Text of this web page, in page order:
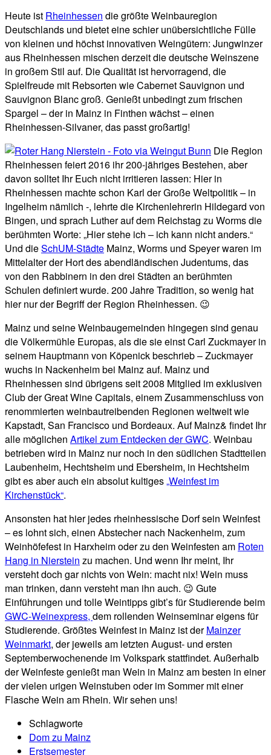
Heute ist Rheinhessen die größte Weinbauregion
Deutschlands und bietet eine schier unübersichtliche Fülle
von kleinen und höchst innovativen Weingütern: Jungwinzer
aus Rheinhessen mischen derzeit die deutsche Weinszene
in großem Stil auf. Die Qualität ist hervorragend, die
Spielfreude mit Rebsorten wie Cabernet Sauvignon und
Sauvignon Blanc groß. Genießt unbedingt zum frischen
Spargel – der in Mainz in Finthen wächst – einen
Rheinhessen-Silvaner, das passt großartig!
Die Region
Rheinhessen feiert 2016 ihr 200-jähriges Bestehen, aber
davon solltet Ihr Euch nicht irritieren lassen: Hier in
Rheinhessen machte schon Karl der Große Weltpolitik – in
Ingelheim nämlich -, lehrte die Kirchenlehrerin Hildegard von
Bingen, und sprach Luther auf dem Reichstag zu Worms die
berühmten Worte: „Hier stehe ich – ich kann nicht anders.“
Und dieSchUM-Städte Mainz, Worms und Speyer waren im
Mittelalter der Hort des abendländischen Judentums, das
von den Rabbinern in den drei Städten an berühmten
Schulen definiert wurde. 200 Jahre Tradition, so wenig hat
hier nur der Begriff der Region Rheinhessen. 😉
Mainz und seine Weinbaugemeinden hingegen sind genau
die Völkermühle Europas, als die sie einst Carl Zuckmayer in
seinem Hauptmann von Köpenick beschrieb – Zuckmayer
wuchs in Nackenheim bei Mainz auf. Mainz und
Rheinhessen sind übrigens seit 2008 Mitglied im exklusiven
Club der Great Wine Capitals, einem Zusammenschluss von
renommierten weinbautreibenden Regionen weltweit wie
Kapstadt, San Francisco und Bordeaux. Auf Mainz& findet Ihr
alle möglichen Artikel zum Entdecken der GWC. Weinbau
betrieben wird in Mainz nur noch in den südlichen Stadtteilen
Laubenheim, Hechtsheim und Ebersheim, in Hechtsheim
gibt es aber auch ein absolut kultiges„Weinfest im
Kirchenstück“.
Ansonsten hat hier jedes rheinhessische Dorf sein Weinfest
– es lohnt sich, einen Abstecher nach Nackenheim, zum
Weinhöfefest in Harxheim oder zu den Weinfesten am Roten
Hang in Nierstein zu machen. Und wenn Ihr meint, Ihr
versteht doch gar nichts von Wein: macht nix! Wein muss
man trinken, dann versteht man ihn auch. 😉 Gute
Einführungen und tolle Weintipps gibt’s für Studierende beim
GWC-Weinexpress, dem rollenden Weinseminar eigens für
Studierende. Größtes Weinfest in Mainz ist derMainzer
Weinmarkt, der jeweils am letzten August- und ersten
Septemberwochenende im Volkspark stattfindet. Außerhalb
der Weinfeste genießt man Wein in Mainz am besten in einer
der vielen urigen Weinstuben oder im Sommer mit einer
Flasche Wein am Rhein. Wir sehen uns!
Schlagworte
Dom zu Mainz
Erstsemester